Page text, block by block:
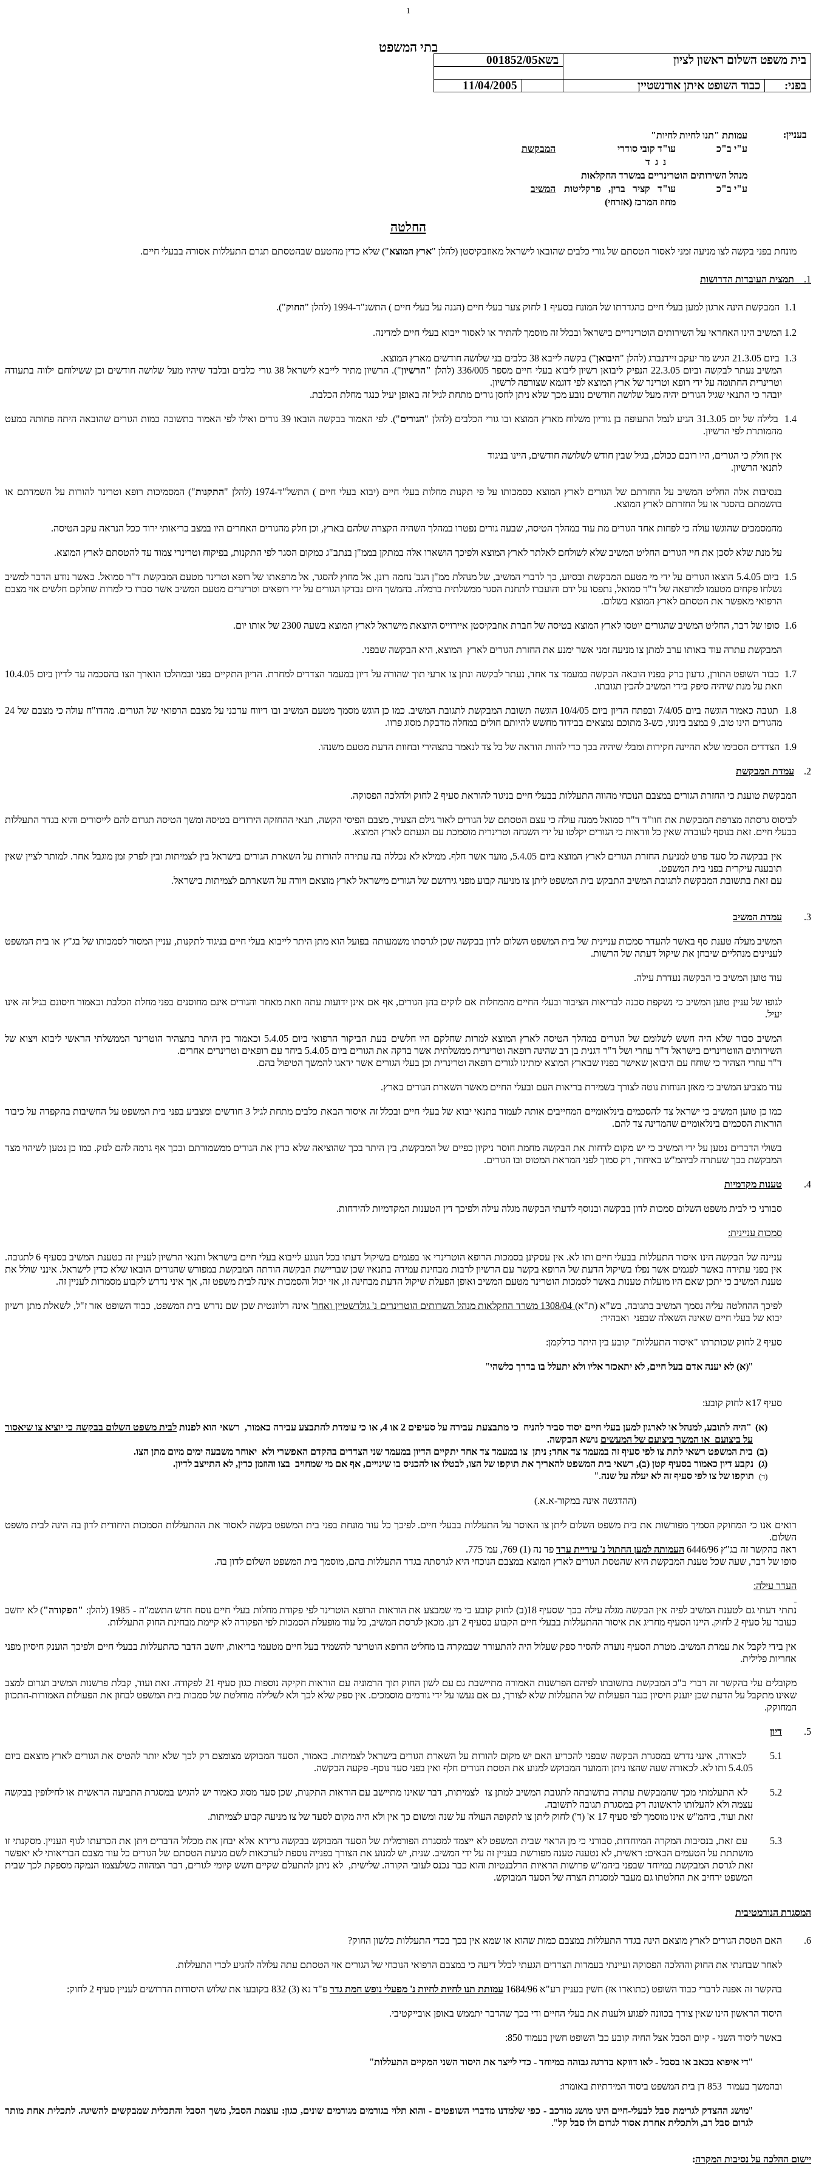
1
בתי המשפט
בשא001852/05
בית משפט השלום ראשון לציון
11/04/2005
כבוד השופט איתן אורנשטיין בפני:
עמותת "תנו לחיות לחיות"
בעניין:
המבקשת
עו"ד קובי סודרי
ע"י ב"כ
נ ג ד
מנהל השירותים הוטרינריים במשרד החקלאות
המשיב
עו"ד קציר ברין, פרקליטות
מחוז המרכז (אזרחי)
ע"י ב"כ
החלטה
מונחת בפני בקשה לצו מניעה זמני לאסור הטסתם של גורי כלבים שהובאו לישראל מאוזבקיסטן (להלן "ארץ המוצא") שלא כדין מהטעם שבהטסתם תגרם התעללות אסורה בבעלי חיים.
1. תמצית העובדות הדרושות
1.1 המבקשת הינה ארגון למען בעלי חיים כהגדרתו של המונח בסעיף 1 לחוק צער בעלי חיים (הגנה על בעלי חיים ) התשנ"ד-1994 (להלן " החוק").
1.2 המשיב הינו האחראי על השירותים הוטרינריים בישראל ובכלל זה מוסמך להתיר או לאסור ייבוא בעלי חיים למדינה.
1.3 ביום 21.3.05 הגיש מר יעקב זיידנברג (להלן " היבואן") בקשה לייבא 38 כלבים בני שלושה חודשים מארץ המוצא.
המשיב נעתר לבקשה וביום 22.3.05 הנפיק ליבואן רשיון ליבוא בעלי חיים מספר 336/005 (להלן
"הרשיון
"). הרשיון מתיר לייבא לישראל 38 גורי כלבים ובלבד שיהיו מעל שלושה חודשים וכן ששילוחם ילווה בתעודה
וטרינרית החתומה על ידי רופא וטרינר של ארץ המוצא לפי דוגמא שצורפה לרשיון.
יובהר כי התנאי שגיל הגורים יהיה מעל שלושה חודשים נובע מכך שלא ניתן לחסן גורים מתחת לגיל זה באופן יעיל כנגד מחלת הכלבת.
1.4 בלילה של יום 31.3.05 הגיע לנמל התעופה בן גוריון משלוח מארץ המוצא ובו גורי הכלבים (להלן " הגורים
"). לפי האמור בבקשה הובאו 39 גורים ואילו לפי האמור בתשובה כמות הגורים שהובאה היתה פחותה במעט
מהמותרת לפי הרשיון.
אין חולק כי הגורים, היו רובם ככולם, בגיל שבין חודש לשלושה חודשים, היינו בניגוד
לתנאי הרשיון.
בנסיבות אלה החליט המשיב על החזרתם של הגורים לארץ המוצא כסמכותו על פי תקנות מחלות בעלי חיים (יבוא בעלי חיים ) התשל"ד-1974 (להלן " התקנות") המסמיכות רופא וטרינר להורות על השמדתם או
בהשמתם בהסגר או על החזרתם לארץ המוצא.
מהמסמכים שהוגשו עולה כי לפחות אחד הגורים מת עוד במהלך הטיסה, שבעה גורים נפטרו במהלך השהיה הקצרה שלהם בארץ, וכן חלק מהגורים האחרים היו במצב בריאותי ירוד ככל הנראה עקב הטיסה.
על מנת שלא לסכן את חיי הגורים החליט המשיב שלא לשולחם לאלתר לארץ המוצא ולפיכך הושארו אלה במתקן בממ"ן בנתב"ג כמקום הסגר לפי התקנות, בפיקוח וטרינרי צמוד עד להטסתם לארץ המוצא.
1.5
ביום 5.4.05 הוצאו הגורים על ידי מי מטעם המבקשת ובסיוע, כך לדברי המשיב, של מנהלת ממ"ן הגב' נחמה רונן, אל מחוץ להסגר, אל מרפאתו של רופא וטרינר מטעם המבקשת ד"ר סמואל. כאשר נודע הדבר למשיב
נשלחו פקחים מטעמו למרפאה של ד"ר סמואל, נתפסו על ידם והועברו לתחנת הסגר ממשלתית ברמלה. בהמשך היום נבדקו הגורים על ידי רופאים וטרינרים מטעם המשיב אשר סברו כי למרות שחלקם חלשים אזי מצבם
הרפואי מאפשר את הטסתם לארץ המוצא בשלום.
1.6 סופו של דבר, החליט המשיב שהגורים יוטסו לארץ המוצא בטיסה של חברת אוזבקיסטן איירוייס היוצאת מישראל לארץ המוצא בשעה 2300 של אותו יום.
המבקשת עתרה עוד באותו ערב למתן צו מניעה זמני אשר ימנע את החזרת הגורים לארץ המוצא, היא הבקשה שבפני.
1.7
כבוד השופט התורן, גדעון ברק בפניו הובאה הבקשה במעמד צד אחד, נעתר לבקשה ונתן צו ארעי תוך שהורה על דיון במעמד הצדדים למחרת. הדיון התקיים בפני ובמהלכו הוארך הצו בהסכמה עד לדיון ביום 10.4.05
וזאת על מנת שיהיה סיפק בידי המשיב להכין תגובתו.
1.8
תגובה כאמור הוגשה ביום 7/4/05 ובפתח הדיון ביום 10/4/05 הוגשה תשובת המבקשת לתגובת המשיב. כמו כן הוגש מסמך מטעם המשיב ובו דיווח עדכני על מצבם הרפואי של הגורים. מהדו"ח עולה כי מצבם של 24
מהגורים הינו טוב, 9 במצב בינוני, כש-3 מתוכם נמצאים בבידוד מחשש להיותם חולים במחלה מדבקת מסוג פרוו.
1.9 הצדדים הסכימו שלא תהיינה חקירות ומבלי שיהיה בכך כדי להוות הודאה של כל צד לנאמר בתצהירי ובחוות הדעת מטעם משנהו.
2. עמדת המבקשת
המבקשת טוענת כי החזרת הגורים במצבם הנוכחי מהווה התעללות בבעלי חיים בניגוד להוראת סעיף 2 לחוק ולהלכה הפסוקה.
לביסוס גרסתה מצרפת המבקשת את חוו"ד ד"ר סמואל ממנה עולה כי עצם הטסתם של הגורים לאור גילם הצעיר, מצבם הפיסי הקשה, תנאי ההחזקה הירודים בטיסה ומשך הטיסה תגרום להם לייסורים והיא בגדר התעללות
בבעלי חיים. זאת בנוסף לעובדה שאין כל וודאות כי הגורים יקלטו על ידי השגחה וטרינרית מוסמכת עם הגעתם לארץ המוצא.
אין בבקשה כל סעד פרט למניעת החזרת הגורים לארץ המוצא ביום 5.4.05, מועד אשר חלף. ממילא לא נכללה בה עתירה להורות על השארת הגורים בישראל בין לצמיתות ובין לפרק זמן מוגבל אחר. למותר לציין שאין
תובענה עיקרית בפני בית המשפט.
עם זאת בתשובת המבקשת לתגובת המשיב התבקש בית המשפט ליתן צו מניעה קבוע מפני גירושם של הגורים מישראל לארץ מוצאם ויורה על השארתם לצמיתות בישראל.
3. עמדת המשיב
המשיב מעלה טענת סף באשר להעדר סמכות עניינית של בית המשפט השלום לדון בבקשה שכן לגרסתו משמעותה בפועל הוא מתן היתר לייבוא בעלי חיים בניגוד לתקנות, עניין המסור לסמכותו של בג"ץ או בית המשפט
לעניינים מנהליים שיבחן את שיקול דעתה של הרשות.
עוד טוען המשיב כי הבקשה נעדרת עילה.
לגופו של עניין טוען המשיב כי נשקפת סכנה לבריאות הציבור ובעלי החיים מהמחלות אם לוקים בהן הגורים, אף אם אינן ידועות עתה וזאת מאחר והגורים אינם מחוסנים בפני מחלת הכלבת וכאמור חיסונם בגיל זה אינו
יעיל.
המשיב סבור שלא היה חשש לשלומם של הגורים במהלך הטיסה לארץ המוצא למרות שחלקם היו חלשים בעת הביקור הרפואי ביום 5.4.05 וכאמור בין היתר בתצהיר הוטרינר הממשלתי הראשי ליבוא ויצוא של
השירותים הווטרינרים בישראל ד"ר עוזרי ושל ד"ר דגנית בן דב שהינה רופאה וטרינרית ממשלתית אשר בדקה את הגורים ביום 5.4.05 ביחד עם רופאים וטרינרים אחרים.
ד"ר עוזרי הצהיר כי שוחח עם היבואן שאישר בפניו שבארץ המוצא ימתינו לגורים רופאה וטרינרית וכן בעלי הגורים אשר ידאגו להמשך הטיפול בהם.
עוד מצביע המשיב כי מאזן הנוחות נוטה לצורך בשמירת בריאות העם ובעלי החיים מאשר השארת הגורים בארץ.
כמו כן טוען המשיב כי ישראל צד להסכמים בינלאומיים המחייבים אותה לעמוד בתנאי יבוא של בעלי חיים ובכלל זה איסור הבאת כלבים מתחת לגיל 3 חודשים ומצביע בפני בית המשפט על החשיבות בהקפדה על כיבוד
הוראות הסכמים בינלאומיים שהמדינה צד להם.
בשולי הדברים נטען על ידי המשיב כי יש מקום לדחות את הבקשה מחמת חוסר ניקיון כפיים של המבקשת, בין היתר בכך שהוציאה שלא כדין את הגורים ממשמורתם ובכך אף גרמה להם לנזק. כמו כן נטען לשיהוי מצד
המבקשת בכך שעתרה לביהמ"ש באיחור, רק סמוך לפני המראת המטוס ובו הגורים.
4. טענות מקדמיות
סבורני כי לבית משפט השלום סמכות לדון בבקשה ובנוסף לדעתי הבקשה מגלה עילה ולפיכך דין הטענות המקדמיות להידחות.
סמכות עניינית:
עניינה של הבקשה הינו איסור התעללות בבעלי חיים ותו לא. אין עסקינן בסמכות הרופא הוטרינרי או בפגמים בשיקול דעתו בכל הנוגע לייבוא בעלי חיים בישראל ותנאי הרשיון לעניין זה כטענת המשיב בסעיף 6 לתגובה.
אין בפני עתירה באשר לפגמים אשר נפלו בשיקול הדעת של הרופא בקשר עם הרשיון לרבות מבחינת עמידה בתנאיו שכן שבריישת הבקשה הודתה המבקשת במפורש שהגורים הובאו שלא כדין לישראל. אינני שולל את
טענת המשיב כי יתכן שאם היו מועלות טענות באשר לסמכות הוטרינר מטעם המשיב ואופן הפעלת שיקול הדעת מבחינה זו, אזי יכול והסמכות אינה לבית משפט זה, אך איני נדרש לקבוע מסמרות לעניין זה.
לפיכך ההחלטה עליה נסמך המשיב בתגובה, בש"א (ת"א) 1308/04 משרד החקלאות מנהל השרותים הוטרינרים נ' גולדשטיין ואחר
' אינה רלוונטית שכן שם נדרש בית המשפט, כבוד השופט אזר ז"ל, לשאלת מתן רשיון
יבוא של בעלי חיים שאינה השאלה שבפני ואבהיר:
סעיף 2 לחוק שכותרתו "איסור התעללות" קובע בין היתר כדלקמן:
"(א) לא יענה אדם בעל חיים, לא יתאכזר אליו ולא יתעלל בו בדרך כלשהי"
סעיף 17א לחוק קובע:
(א) "היה לתובע, למנהל או לארגון למען בעלי חיים יסוד סביר להניח כי מתבצעת עבירה על סעיפים 2 או 4, או כי עומדת להתבצע עבירה כאמור, רשאי הוא לפנות לבית משפט השלום בבקשה כי יוציא צו שיאסור
על ביצועם או המשך ביצועם של המעשים נושא הבקשה.
(ב) בית המשפט רשאי לתת צו לפי סעיף זה במעמד צד אחד; ניתן צו במעמד צד אחד יתקיים הדיון במעמד שני הצדדים בהקדם האפשרי ולא יאוחר משבעה ימים מיום מתן הצו.
(ג) נקבע דיון כאמור בסעיף קטן (ב), רשאי בית המשפט להאריך את תוקפו של הצו, לבטלו או להכניס בו שינויים, אף אם מי שמחויב בצו והוזמן כדין, לא התייצב לדיון.
(ד) תוקפו של צו לפי סעיף זה לא יעלה על שנה."
(ההדגשה אינה במקור-א.א.)
רואים אנו כי המחוקק הסמיך מפורשות את בית משפט השלום ליתן צו האוסר על התעללות בבעלי חיים. לפיכך כל עוד מונחת בפני בית המשפט בקשה לאסור את ההתעללות הסמכות היחודית לדון בה הינה לבית משפט
השלום.
ראה בהקשר זה בג"ץ 6446/96
העמותה למען החתול נ' עיריית ערד פד נה (1) 769, עמ' 775.
סופו של דבר, שעה שכל טענת המבקשת היא שהטסת הגורים לארץ המוצא במצבם הנוכחי היא לגרסתה בגדר התעללות בהם, מוסמך בית המשפט השלום לדון בה.
העדר עילה:
נתתי דעתי גם לטענת המשיב לפיה אין הבקשה מגלה עילה בכך שסעיף 18(ב) לחוק קובע כי מי שמבצע את הוראות הרופא הוטרינר לפי פקודת מחלות בעלי חיים נוסח חדש התשמ"ה - 1985 (להלן: "הפקודה") לא יחשב
כעובר על סעיף 2 לחוק. היינו הסעיף מחריג את איסור ההתעללות בבעלי חיים הקבוע בסעיף 2 דנן. מכאן לגרסת המשיב, כל עוד מופעלת הסמכות לפי הפקודה לא קיימת מבחינת החוק התעללות.
אין בידי לקבל את עמדת המשיב. מטרת הסעיף נועדה להסיר ספק שעלול היה להתעורר שבמקרה בו מחליט הרופא הוטרינר להשמיד בעל חיים מטעמי בריאות, יחשב הדבר כהתעללות בבעלי חיים ולפיכך הוענק חיסיון מפני
אחריות פלילית.
מקובלים עלי בהקשר זה דברי ב"כ המבקשת בתשובתו לפיהם הפרשנות האמורה מתיישבת גם עם לשון החוק תוך הרמוניה עם הוראות חקיקה נוספות כגון סעיף 21 לפקודה. זאת ועוד, קבלת פרשנות המשיב תגרום למצב
שאינו מתקבל על הדעת שכן יוענק חיסיון כנגד הפעולות של התעללות שלא לצורך, גם אם נעשו על ידי גורמים מוסמכים. אין ספק שלא לכך ולא לשלילה מוחלטת של סמכות בית המשפט לבחון את הפעולות האמורות-התכוון
המחוקק.
5. דיון
5.1
לכאורה, אינני נדרש במסגרת הבקשה שבפני להכריע האם יש מקום להורות על השארת הגורים בישראל לצמיתות. כאמור, הסעד המבוקש מצומצם רק לכך שלא יותר להטיס את הגורים לארץ מוצאם ביום
5.4.05 ותו לא. לכאורה שעה שהצו ניתן והמועד המבוקש למנוע את הטסת הגורים חלף ואין בפני סעד נוסף- פקעה הבקשה.
5.2 לא התעלמתי מכך שהמבקשת עתרה בתשובתה לתגובת המשיב למתן צו לצמיתות, דבר שאינו מתיישב עם הוראות התקנות, שכן סעד מסוג כאמור יש להגיש במסגרת התביעה הראשית או לחילופין בבקשה
עצמה ולא להעלותו לראשונה רק במסגרת תגובה לתשובה.
זאת ועוד, ביהמ"ש אינו מוסמך לפי סעיף 17 א' (ד') לחוק ליתן צו לתקופה העולה על שנה ומשום כך אין ולא היה מקום לסעד של צו מניעה קבוע לצמיתות.
5.3
עם זאת, בנסיבות המקרה המיוחדות, סבורני כי מן הראוי שבית המשפט לא ייצמד למסגרת הפורמלית של הסעד המבוקש בבקשה גרידא אלא יבחן את מכלול הדברים ויתן את הכרעתו לגוף העניין. מסקנתי זו
מושתתת על הטעמים הבאים: ראשית, לא נטענה טענה מפורשת בעניין זה על ידי המשיב. שנית, יש למנוע את הצורך בפנייה נוספת לערכאות לשם מניעת הטסתם של הגורים כל עוד מצבם הבריאותי לא יאפשר
זאת לגרסת המבקשת במיוחד שבפני ביהמ"ש פרושות הראיות הרלבנטיות והוא כבר נכנס לעובי הקורה. שלישית, לא ניתן להתעלם שקיים חשש קיומי לגורים, דבר המהווה כשלעצמו הנמקה מספקת לכך שבית
המשפט ירחיב את החלטתו גם מעבר למסגרת הצרה של הסעד המבוקש.
המסגרת הנורמטיבית
6. האם הטסת הגורים לארץ מוצאם הינה בגדר התעללות במצבם כמות שהוא או שמא אין בכך בכדי התעללות כלשון החוק?
לאחר שבחנתי את החוק וההלכה הפסוקה ועיינתי בעמדות הצדדים הגעתי לכלל דיעה כי במצבם הרפואי הנוכחי של הגורים אזי הטסתם עתה עלולה להגיע לכדי התעללות.
בהקשר זה אפנה לדברי כבוד השופט (כתוארו אז) חשין בעניין רע"א 1684/96 עמותת תנו לחיות לחיות נ' מפעלי נופש חמת גדר פ"ד נא (3) 832 בקובעו את שלוש היסודות הדרושים לעניין סעיף 2 לחוק:
היסוד הראשון הינו שאין צורך בכוונה לפגוע ולענות את בעלי החיים ודי בכך שהדבר יתממש באופן אובייקטיבי.
באשר ליסוד השני - קיום הסבל אצל החיה קובע כב' השופט חשין בעמוד 850:
"די איפוא בכאב או בסבל - לאו דווקא בדרגה גבוהה במיוחד - כדי לייצר את היסוד השני המקיים התעללות"
ובהמשך בעמוד 853 דן בית המשפט ביסוד המידתיות באומרו:
"מושג ההצדק לגרימת סבל לבעלי-חיים הינו מושג מורכב - כפי שלמדנו מדברי השופטים - והוא תלוי בגורמים מגורמים שונים, כגון: עוצמת הסבל, משך הסבל והתכלית שמבקשים להשיגה. לתכלית אחת מותר
לגרום סבל רב, ולתכלית אחרת אסור לגרום ולו סבל קל".
יישום ההלכה על נסיבות המקרה: